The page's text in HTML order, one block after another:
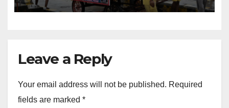
Leave a Reply
Your email address will not be published. Required
fields are marked *